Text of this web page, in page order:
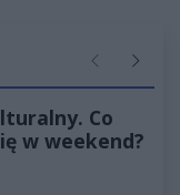
Poprzednie
Co
w weekend?